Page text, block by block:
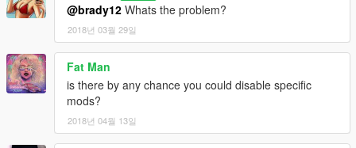
@brady12 Whats the problem?
2018년 03월 29일
Fat Man
is there by any chance you could disable specific
mods?
2018년 04월 13일